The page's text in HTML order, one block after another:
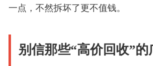
一点，不然拆坏了更不值钱。
别信那些“高价回收”